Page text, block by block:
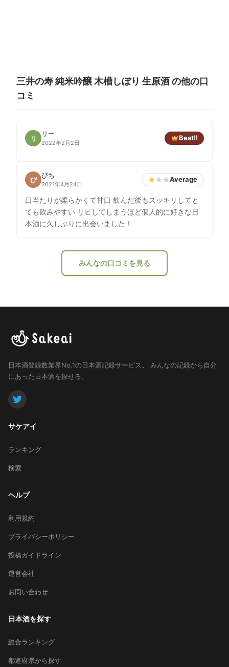
三井の寿 純米吟醸 木槽しぼり 生原酒 の他の口
コミ
リ
リー
2022年2月2日
Best!!
ぴ
ぴち
2021年4月24日
Average
口当たりが柔らかくて甘口 飲んだ後もスッキリしてと
ても飲みやすい リピしてしまうほど個人的に好きな日
本酒に久しぶりに出会いました！
みんなの口コミを見る
日本酒登録数業界No.1の日本酒記録サービス。
みんなの記録から自分
にあった日本酒を探せる。
サケアイ
ランキング
検索
ヘルプ
利用規約
プライバシーポリシー
投稿ガイドライン
運営会社
お問い合わせ
日本酒を探す
総合ランキング
都道府県から探す